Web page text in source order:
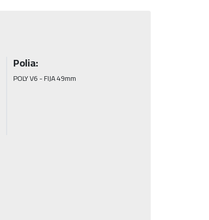
Polia:
POLY V6 - FIJA 49mm